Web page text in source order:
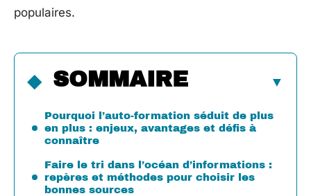
populaires.
SOMMAIRE
Pourquoi l’auto-formation séduit de plus
en plus : enjeux, avantages et défis à
connaître
Faire le tri dans l’océan d’informations :
repères et méthodes pour choisir les
bonnes sources